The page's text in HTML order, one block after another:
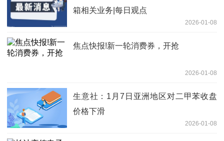
箱相关业务|每日观点
2026-01-08
焦点快报!新一轮消费券，开抢
2026-01-08
生意社：1月7日亚洲地区对二甲苯收盘
价格下滑
2026-01-08